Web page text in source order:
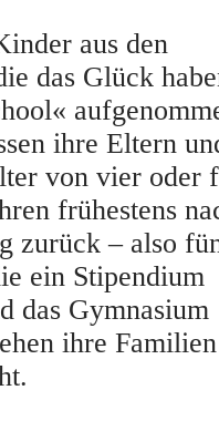
aus den
das Glück
ihre Eltern
von vier oder
frühestens
zurück – also
ein Stipendium
das Gymnasium
ihre